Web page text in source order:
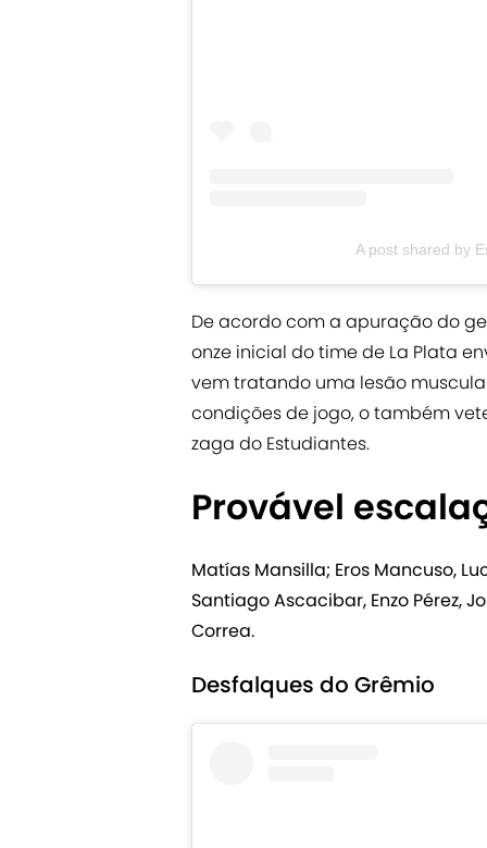
A post shared by
De acordo com a apuração do
onze inicial do time de La Plata
vem tratando uma lesão
condições de jogo, o também
zaga do Estudiantes.
Provável
Matías Mansilla; Eros Mancuso,
Santiago Ascacibar, Enzo Pérez,
Correa.
Desfalques do Grêmio